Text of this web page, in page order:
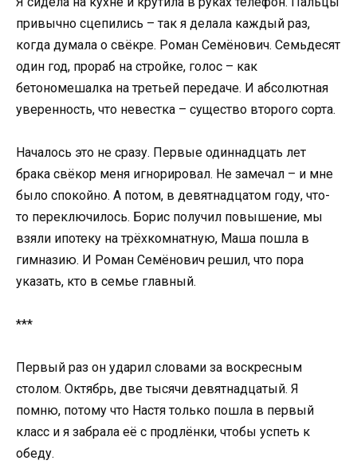
привычно сцепились – так я делала каждый раз,
когда думала о свёкре. Роман Семёнович. Семьдесят
один год, прораб на стройке, голос – как
бетономешалка на третьей передаче. И абсолютная
уверенность, что невестка – существо второго сорта.
Началось это не сразу. Первые одиннадцать лет
брака свёкор меня игнорировал. Не замечал – и мне
было спокойно. А потом, в девятнадцатом году, что-
то переключилось. Борис получил повышение, мы
взяли ипотеку на трёхкомнатную, Маша пошла в
гимназию. И Роман Семёнович решил, что пора
указать, кто в семье главный.
***
Первый раз он ударил словами за воскресным
столом. Октябрь, две тысячи девятнадцатый. Я
помню, потому что Настя только пошла в первый
класс и я забрала её с продлёнки, чтобы успеть к
обеду.